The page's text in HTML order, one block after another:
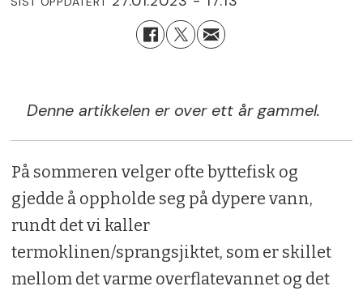
Denne artikkelen er over ett år gammel.
På sommeren velger ofte byttefisk og
gjedde å oppholde seg på dypere vann,
rundt det vi kaller
termoklinen/sprangsjiktet, som er skillet
mellom det varme overflatevannet og det